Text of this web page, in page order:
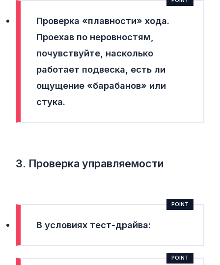
Проверка «плавности» хода.
Проехав по неровностям,
почувствуйте, насколько
работает подвеска, есть ли
ощущение «барабанов» или
стука.
3. Проверка управляемости
В условиях тест-драйва: